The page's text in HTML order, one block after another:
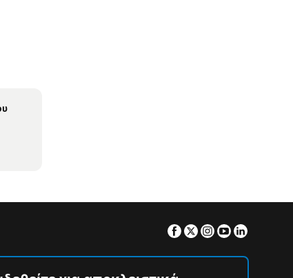
Facebook
TwitterInstagram
Youtube